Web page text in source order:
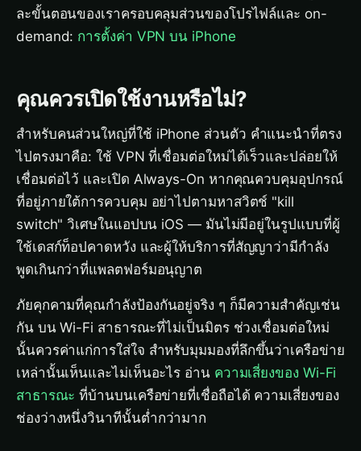
ละขั้นตอนของเราครอบคลุมส่วนของโปรไฟล์และ on-
demand: การตั้งค่า VPN บน iPhone
คุณควรเปิดใช้งานหรือไม่?
สำหรับคนส่วนใหญ่ที่ใช้ iPhone ส่วนตัว คำแนะนำที่ตรง
ไปตรงมาคือ: ใช้ VPN ที่เชื่อมต่อใหม่ได้เร็วและปล่อยให้
เชื่อมต่อไว้ และเปิด Always-On หากคุณควบคุมอุปกรณ์
ที่อยู่ภายใต้การควบคุม อย่าไปตามหาสวิตช์ "kill
switch" วิเศษในแอปบน iOS — มันไม่มีอยู่ในรูปแบบที่ผู้
ใช้เดสก์ท็อปคาดหวัง และผู้ให้บริการที่สัญญาว่ามีกำลัง
พูดเกินกว่าที่แพลตฟอร์มอนุญาต
ภัยคุกคามที่คุณกำลังป้องกันอยู่จริง ๆ ก็มีความสำคัญเช่น
กัน บน Wi-Fi สาธารณะที่ไม่เป็นมิตร ช่วงเชื่อมต่อใหม่
นั้นควรค่าแก่การใส่ใจ สำหรับมุมมองที่ลึกขึ้นว่าเครือข่าย
เหล่านั้นเห็นและไม่เห็นอะไร อ่าน ความเสี่ยงของ Wi-Fi
สาธารณะ ที่บ้านบนเครือข่ายที่เชื่อถือได้ ความเสี่ยงของ
ช่องว่างหนึ่งวินาทีนั้นต่ำกว่ามาก